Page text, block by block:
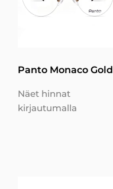
Panto Monaco Gold
Näet hinnat
kirjautumalla